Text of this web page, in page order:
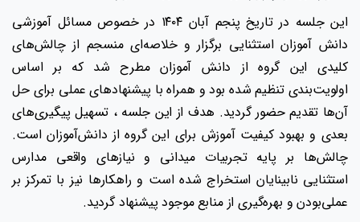
این جلسه در تاریخ پنجم آبان ۱۴۰۴ در خصوص مسائل آموزشی
دانش آموزان استثنایی برگزار و خلاصه‌ای منسجم از چالش‌های
کلیدی این گروه از دانش آموزان مطرح شد که بر اساس
اولویت‌بندی تنظیم شده بود و همراه با پیشنهادهای عملی برای حل
آن‌ها تقدیم حضور گردید. هدف از این جلسه ، تسهیل پیگیری‌های
بعدی و بهبود کیفیت آموزش برای این گروه از دانش‌آموزان است.
چالش‌ها بر پایه تجربیات میدانی و نیازهای واقعی مدارس
استثنایی نابینایان استخراج شده‌ است و راهکارها نیز با تمرکز بر
عملی‌بودن و بهره‌گیری از منابع موجود پیشنهاد گردید.